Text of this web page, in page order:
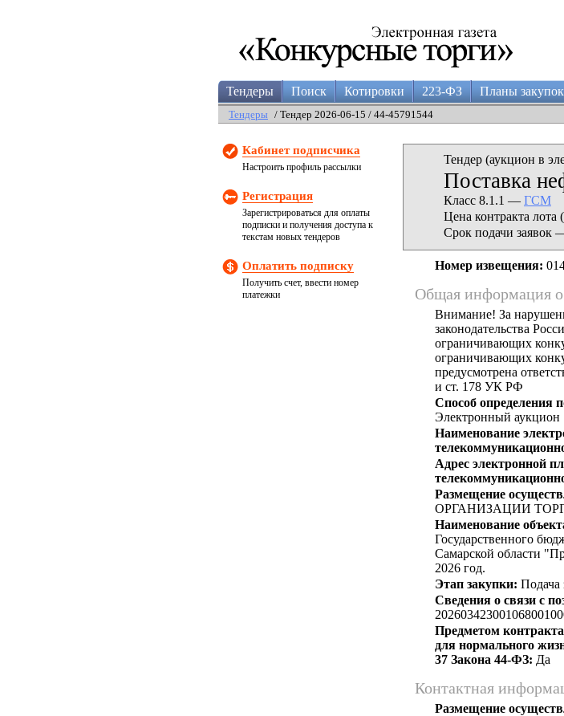
Тендеры Поиск Котировки 223-ФЗ Планы закупок
Тендеры / Тендер 2026-06-15 / 44-45791544
Кабинет подписчика
Настроить профиль рассылки
Регистрация
Зарегистрироваться для оплаты
подписки и получения доступа к
текстам новых тендеров
Оплатить подписку
Получить счет, ввести номер
платежки
Тендер (аукцион в
Поставка
Класс 8.1.1 — ГСМ
Цена контракта
Срок подачи заявок
Номер извещения:
Общая информация о
Внимание! За
законодательства
ограничивающих
ограничивающих
предусмотрена
и ст. 178 УК РФ
Способ определения
Электронный аукцион
Наименование
Адрес электронной
Размещение
ОРГАНИЗАЦИИ
Наименование
Государственного
Самарской области
2026 год.
Этап закупки: Подача
Сведения о связи с
Предметом
для нормального
37 Закона 44-ФЗ: Да
Контактная
Размещение